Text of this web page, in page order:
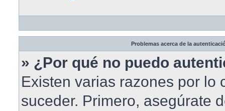
Problemas acerca de la
» ¿Por qué no puedo
Existen varias razones por lo
suceder. Primero, asegúrate